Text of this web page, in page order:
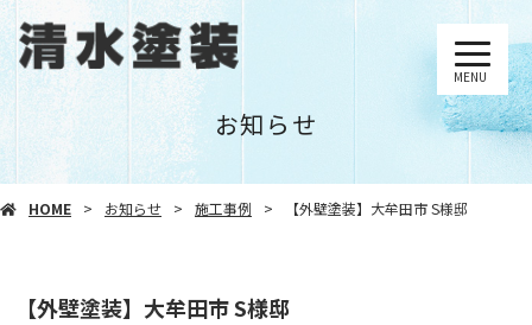
MENU
お知らせ
HOME お知らせ 施工事例 【外壁塗装】大牟田市 S様邸
【外壁塗装】大牟田市 S様邸